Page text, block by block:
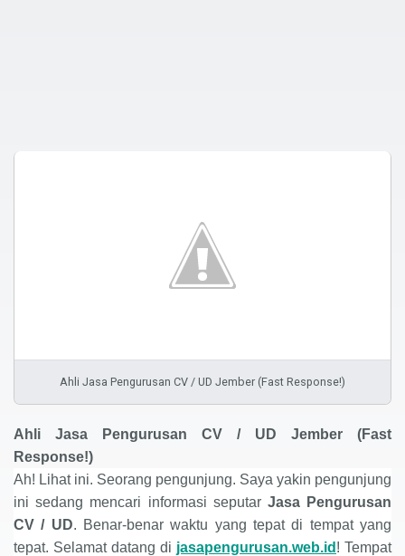
Ahli Jasa Pengurusan CV / UD Jember (Fast Response!)
Ahli Jasa Pengurusan CV / UD Jember (Fast
Response!)
Ah! Lihat ini. Seorang pengunjung. Saya yakin pengunjung
ini sedang mencari informasi seputar Jasa Pengurusan
CV / UD. Benar-benar waktu yang tepat di tempat yang
tepat. Selamat datang di jasapengurusan.web.id ! Tempat